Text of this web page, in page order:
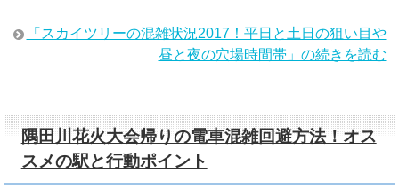
「スカイツリーの混雑状況2017！平日と土日の狙い目や
昼と夜の穴場時間帯」の続きを読む
隅田川花火大会帰りの電車混雑回避方法！オス
スメの駅と行動ポイント